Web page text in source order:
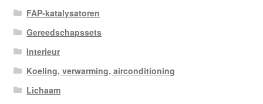
FAP-katalysatoren
Gereedschapssets
Interieur
Koeling, verwarming, airconditioning
Lichaam